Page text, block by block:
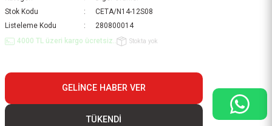
Stok Kodu
CETA/N14-12S08
Listeleme Kodu
280800014
4000 TL üzeri kargo ücretsiz..
Stokta yok
GELINCE HABER VER
TÜKENDİ